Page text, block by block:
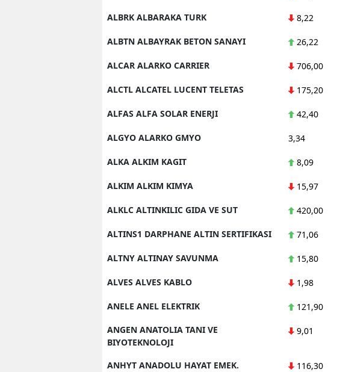
ALBRK ALBARAKA TURK 8,22
ALBTN ALBAYRAK BETON SANAYI 26,22
ALCAR ALARKO CARRIER 706,00
ALCTL ALCATEL LUCENT TELETAS 175,20
ALFAS ALFA SOLAR ENERJI 42,40
ALGYO ALARKO GMYO 3,34
ALKA ALKIM KAGIT 8,09
ALKIM ALKIM KIMYA 15,97
ALKLC ALTINKILIC GIDA VE SUT 420,00
ALTINS1 DARPHANE ALTIN SERTIFIKASI 71,06
ALTNY ALTINAY SAVUNMA 15,80
ALVES ALVES KABLO 1,98
ANELE ANEL ELEKTRIK 121,90
ANGEN ANATOLIA TANI VE
BIYOTEKNOLOJI
9,01
ANHYT ANADOLU HAYAT EMEK. 116,30